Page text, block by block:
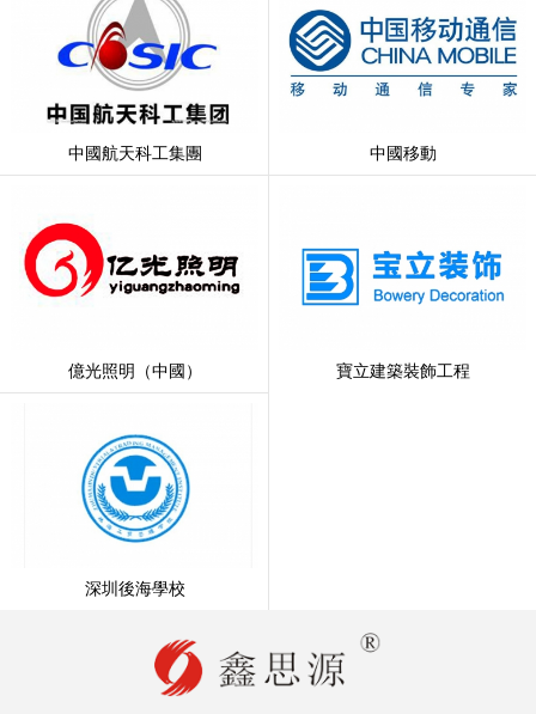
中國航天科工集團 中國移動
億光照明（中國） 寶立建築裝飾工程
深圳後海學校